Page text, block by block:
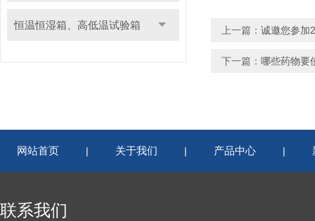
恒温恒湿箱、高低温试验箱 上一篇： 诚邀您参加
下一篇： 哪些药物要
网站首页 | 关于我们 | 产品中心 |
联系我们